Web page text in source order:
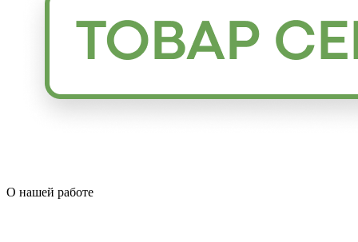
О нашей работе